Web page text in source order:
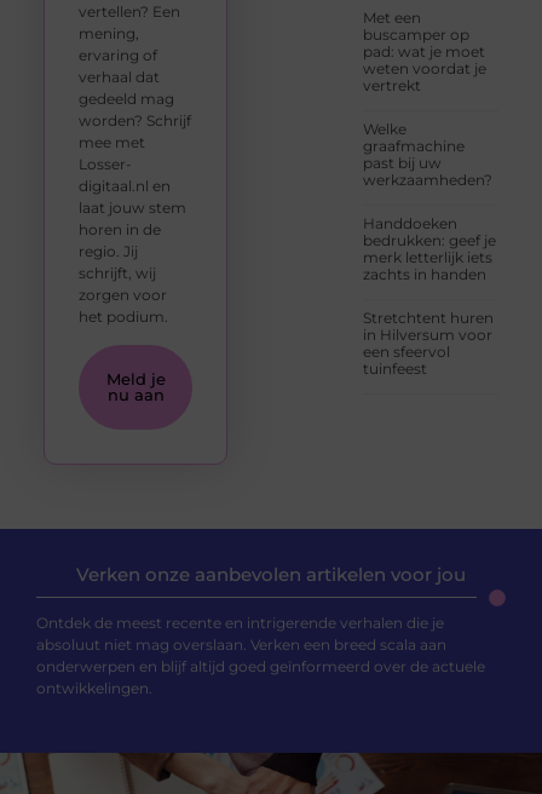
Met een
buscamper op
pad: wat je moet
weten voordat je
vertrekt
Welke
graafmachine
past bij uw
werkzaamheden?
Handdoeken
bedrukken: geef je
merk letterlijk iets
zachts in handen
Stretchtent huren
in Hilversum voor
een sfeervol
tuinfeest
vertellen? Een
mening,
ervaring of
verhaal dat
gedeeld mag
worden? Schrijf
mee met
Losser-
digitaal.nl en
laat jouw stem
horen in de
regio. Jij
schrijft, wij
zorgen voor
het podium.
Meld je
nu aan
Verken onze aanbevolen artikelen voor jou
Ontdek de meest recente en intrigerende verhalen die je
absoluut niet mag overslaan. Verken een breed scala aan
onderwerpen en blijf altijd goed geïnformeerd over de actuele
ontwikkelingen.